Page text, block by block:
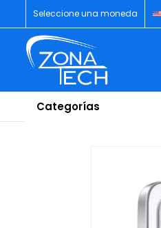
Seleccione una moneda
Categorías